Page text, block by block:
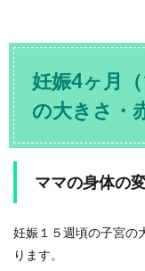
妊娠4ヶ月
の大きさ・
ママの身体の
妊娠１５週頃の子宮の
ります。